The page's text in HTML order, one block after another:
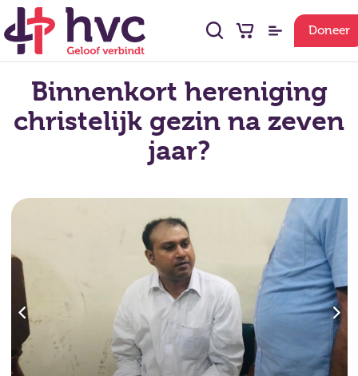
Doneer
Binnenkort hereniging
christelijk gezin na zeven
jaar?